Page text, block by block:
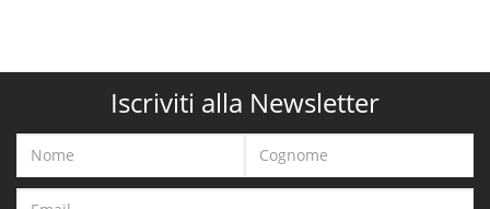
Iscriviti alla Newsletter